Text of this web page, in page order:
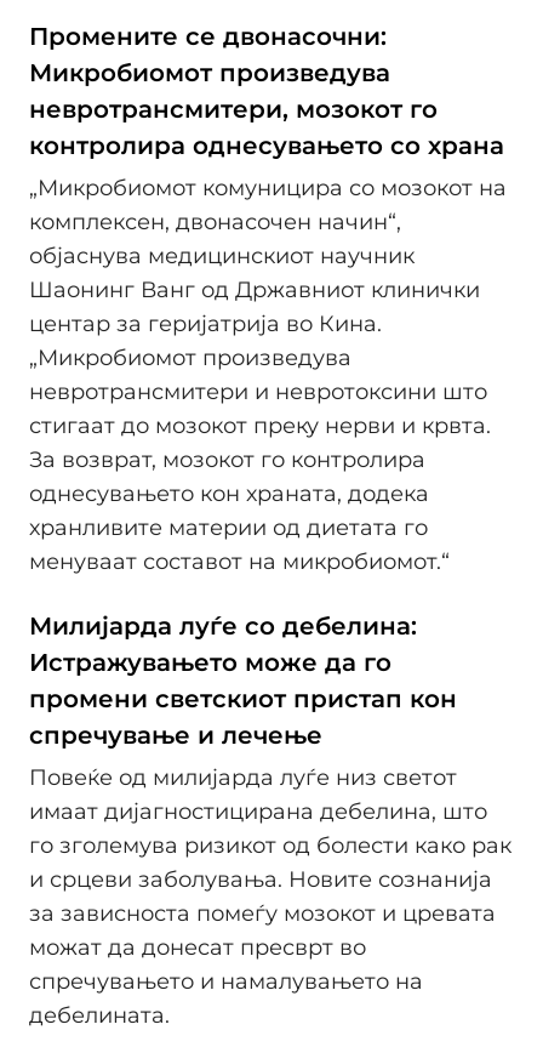
Промените се двонасочни:
Микробиомот произведува
невротрансмитери, мозокот го
контролира однесувањето со храна
„Микробиомот комуницира со мозокот на
комплексен, двонасочен начин“,
објаснува медицинскиот научник
Шаонинг Ванг од Државниот клинички
центар за геријатрија во Кина.
„Микробиомот произведува
невротрансмитери и невротоксини што
стигаат до мозокот преку нерви и крвта.
За возврат, мозокот го контролира
однесувањето кон храната, додека
хранливите материи од диетата го
менуваат составот на микробиомот.“
Милијарда луѓе со дебелина:
Истражувањето може да го
промени светскиот пристап кон
спречување и лечење
Повеќе од милијарда луѓе низ светот
имаат дијагностицирана дебелина, што
го зголемува ризикот од болести како рак
и срцеви заболувања. Новите сознанија
за зависноста помеѓу мозокот и цревата
можат да донесат пресврт во
спречувањето и намалувањето на
дебелината.